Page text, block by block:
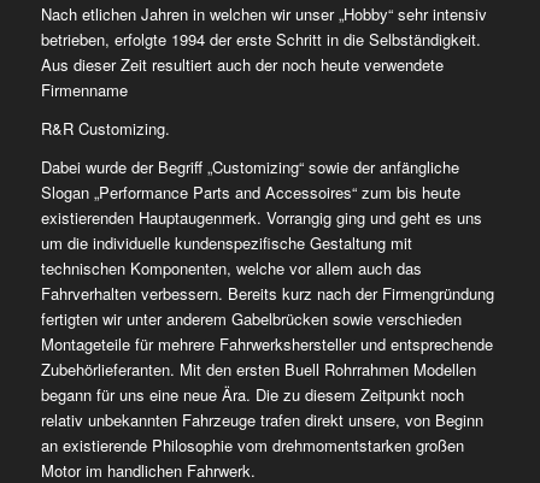
Nach etlichen Jahren in welchen wir unser „Hobby“ sehr intensiv
betrieben, erfolgte 1994 der erste Schritt in die Selbständigkeit.
Aus dieser Zeit resultiert auch der noch heute verwendete
Firmenname
R&R Customizing.
Dabei wurde der Begriff „Customizing“ sowie der anfängliche
Slogan „Performance Parts and Accessoires“ zum bis heute
existierenden Hauptaugenmerk. Vorrangig ging und geht es uns
um die individuelle kundenspezifische Gestaltung mit
technischen Komponenten, welche vor allem auch das
Fahrverhalten verbessern. Bereits kurz nach der Firmengründung
fertigten wir unter anderem Gabelbrücken sowie verschieden
Montageteile für mehrere Fahrwerkshersteller und entsprechende
Zubehörlieferanten. Mit den ersten Buell Rohrrahmen Modellen
begann für uns eine neue Ära. Die zu diesem Zeitpunkt noch
relativ unbekannten Fahrzeuge trafen direkt unsere, von Beginn
an existierende Philosophie vom drehmomentstarken großen
Motor im handlichen Fahrwerk.